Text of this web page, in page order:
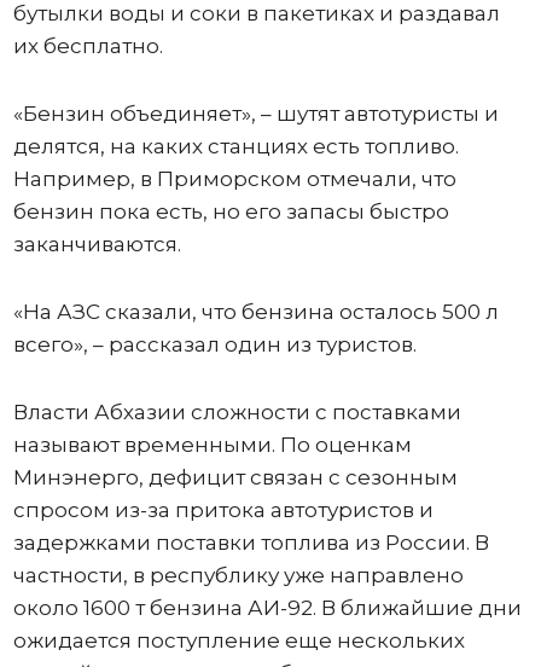
бутылки воды и соки в пакетиках и раздавал
их бесплатно.
«Бензин объединяет», – шутят автотуристы и
делятся, на каких станциях есть топливо.
Например, в Приморском отмечали, что
бензин пока есть, но его запасы быстро
заканчиваются.
«На АЗС сказали, что бензина осталось 500 л
всего», – рассказал один из туристов.
Власти Абхазии сложности с поставками
называют временными. По оценкам
Минэнерго, дефицит связан с сезонным
спросом из-за притока автотуристов и
задержками поставки топлива из России. В
частности, в республику уже направлено
около 1600 т бензина АИ-92. В ближайшие дни
ожидается поступление еще нескольких